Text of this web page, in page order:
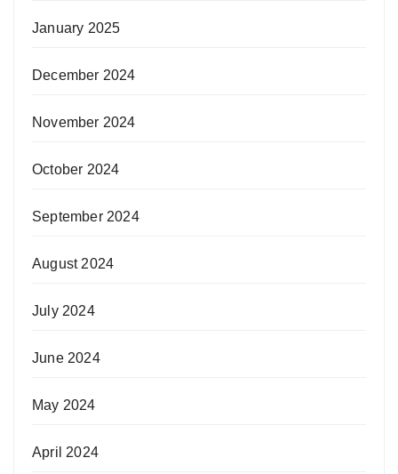
January 2025
December 2024
November 2024
October 2024
September 2024
August 2024
July 2024
June 2024
May 2024
April 2024